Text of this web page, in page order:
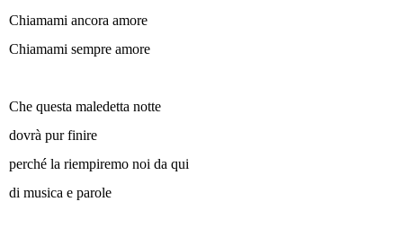
Chiamami ancora amore
Chiamami sempre amore
Che questa maledetta notte
dovrà pur finire
perché la riempiremo noi da qui
di musica e parole